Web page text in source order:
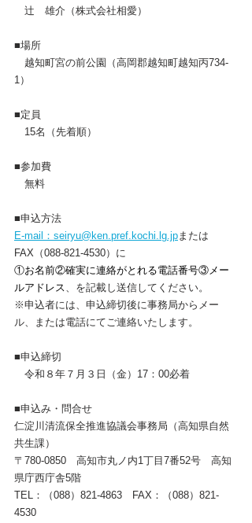
辻　雄介（株式会社相愛）
■場所
越知町宮の前公園（高岡郡越知町越知丙734-
1）
■定員
15名（先着順）
■参加費
無料
■申込方法
E-mail：seiryu@ken.pref.kochi.lg.jpまたは
FAX（088-821-4530）に
①お名前②確実に連絡がとれる電話番号③メー
ルアドレス、を記載し送信してください。
※申込者には、申込締切後に事務局からメー
ル、または電話にてご連絡いたします。
■申込締切
令和８年７月３日（金）17：00必着
■申込み・問合せ
仁淀川清流保全推進協議会事務局（高知県自然
共生課）
〒780-0850　高知市丸ノ内1丁目7番52号　高知
県庁西庁舎5階
TEL：（088）821-4863　FAX：（088）821-
4530